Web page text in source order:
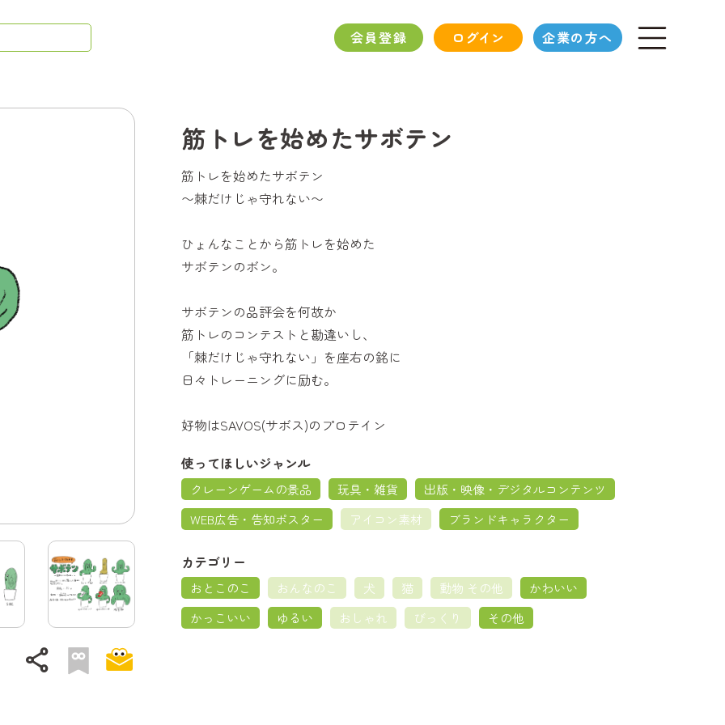
会員登録 ログイン 企業の方へ
share
筋トレを始めたサボテン
筋トレを始めたサボテン
〜棘だけじゃ守れない〜
ひょんなことから筋トレを始めた
サボテンのボン。
サボテンの品評会を何故か
筋トレのコンテストと勘違いし、
「棘だけじゃ守れない」を座右の銘に
日々トレーニングに励む。
好物はSAVOS(サボス)のプロテイン
使ってほしいジャンル
クレーンゲームの景品 玩具・雑貨
出版・映像・デジタルコンテンツ
WEB広告・告知ポスター
アイコン素材 ブランドキャラクター
カテゴリー
おとこのこ おんなのこ 犬 猫 動物 その他
かわいい
かっこいい
ゆるい おしゃれ びっくり その他